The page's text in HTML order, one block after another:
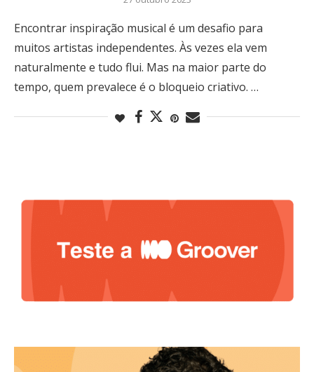
Encontrar inspiração musical é um desafio para
muitos artistas independentes. Às vezes ela vem
naturalmente e tudo flui. Mas na maior parte do
tempo, quem prevalece é o bloqueio criativo. …